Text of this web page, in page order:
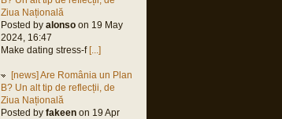
Ziua Națională
Posted by alonso on 19 May
2024, 16:47
Make dating stress-f [...]
[news] Are România un Plan
B? Un alt tip de reflecții, de
Ziua Națională
Posted by fakeen on 19 Apr